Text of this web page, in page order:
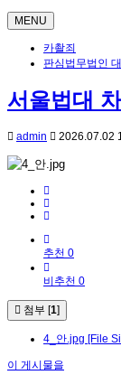
MENU
카촬죄
판심법무법인
서울법대
admin 2026.07.02
추천 0
비추천 0
첨부 [1]
4_안.jpg [File
이 게시물을